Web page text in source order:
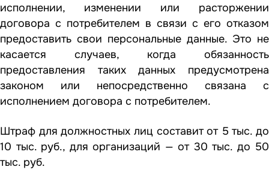
исполнении, изменении или расторжении
договора с потребителем в связи с его отказом
предоставить свои персональные данные. Это не
касается случаев, когда обязанность
предоставления таких данных предусмотрена
законом или непосредственно связана с
исполнением договора с потребителем.
Штраф для должностных лиц составит от 5 тыс. до
10 тыс. руб., для организаций — от 30 тыс. до 50
тыс. руб.